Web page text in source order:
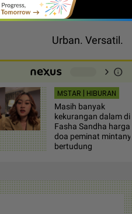
Urban. Versatil.
chevron_right info
MSTAR | HIBURAN
Masih banyak
kekurangan dalam
Fasha Sandha hargai
doa peminat
bertudung